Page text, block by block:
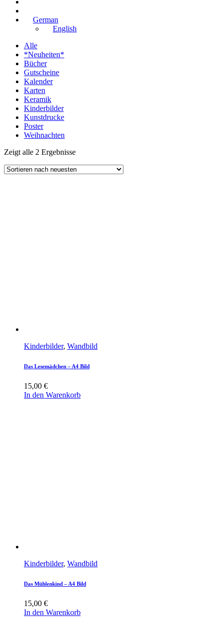
German
English
Alle
*Neuheiten*
Bücher
Gutscheine
Kalender
Karten
Keramik
Kinderbilder
Kunstdrucke
Poster
Weihnachten
Zeigt alle 2 Ergebnisse
Kinderbilder, Wandbild
Das Lesemädchen – A4 Bild
15,00 €
In den Warenkorb
Kinderbilder, Wandbild
Das Mühlenkind – A4 Bild
15,00 €
In den Warenkorb